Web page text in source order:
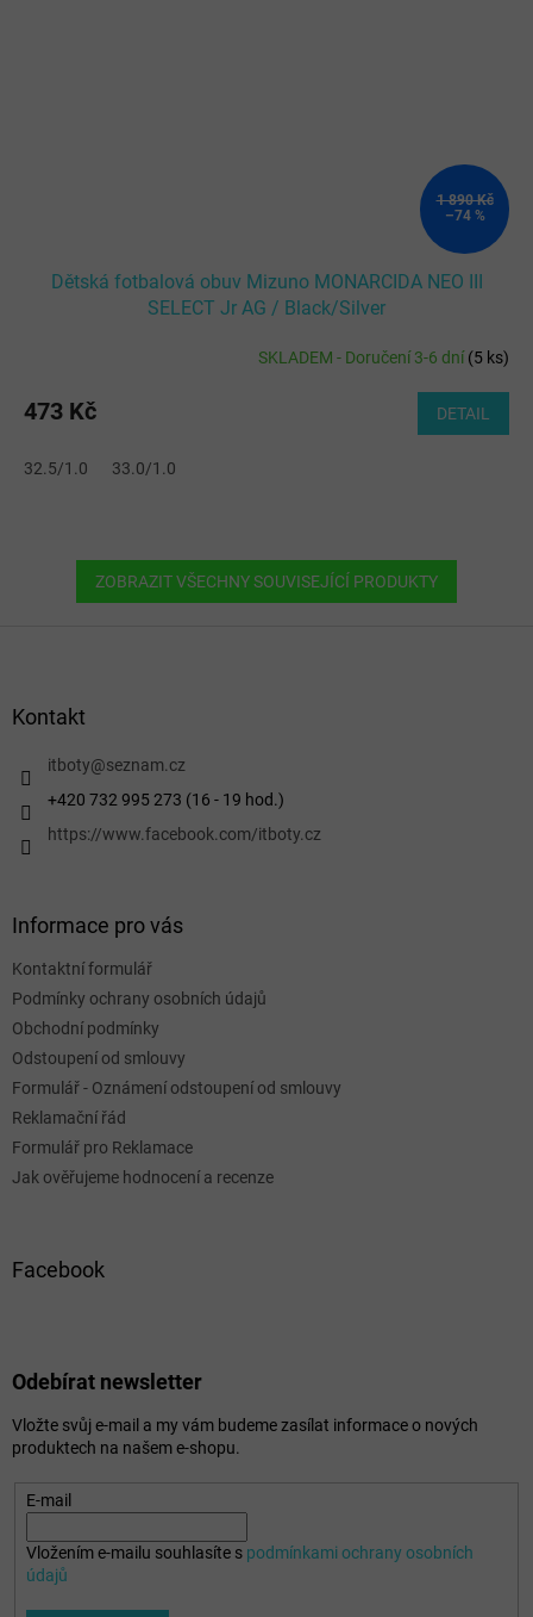
1 890 Kč
–74 %
Dětská fotbalová obuv Mizuno MONARCIDA NEO III
SELECT Jr AG / Black/Silver
SKLADEM - Doručení 3-6 dní(5 ks)
473 Kč DETAIL
32.5/1.0 33.0/1.0
ZOBRAZIT VŠECHNY SOUVISEJÍCÍ PRODUKTY
Kontakt
itboty@seznam.cz
+420 732 995 273 (16 - 19 hod.)
https://www.facebook.com/itboty.cz
Informace pro vás
Kontaktní formulář
Podmínky ochrany osobních údajů
Obchodní podmínky
Odstoupení od smlouvy
Formulář - Oznámení odstoupení od smlouvy
Reklamační řád
Formulář pro Reklamace
Jak ověřujeme hodnocení a recenze
Facebook
Odebírat newsletter
Vložte svůj e-mail a my vám budeme zasílat informace o nových
produktech na našem e-shopu.
E-mail
Vložením e-mailu souhlasíte s podmínkami ochrany osobních
údajů